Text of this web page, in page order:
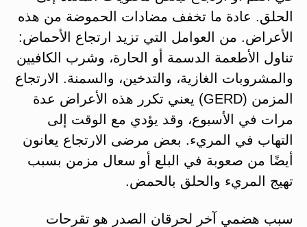
الحلق​. عادة ما تخفف مضادات الحموضة من هذه
الأعراض. من العوامل التي تزيد ارتجاع الأحماض:
تناول الأطعمة الدسمة أو الحارة، وشرب الكافيين
والمشروبات الغازية، والتدخين، والسمنة. الارتجاع
المزمن (GERD) يعني تكرر هذه الأعراض عدة
مرات في الأسبوع، وقد يؤدي مع الوقت إلى
التهاب في المريء. بعض مرضى الارتجاع يعانون
أيضًا من صعوبة في البلع أو سعال مزمن بسبب
تهيج المريء والحلق بالحمض.
سبب هضمي آخر لحرقان الصدر هو تقرحات